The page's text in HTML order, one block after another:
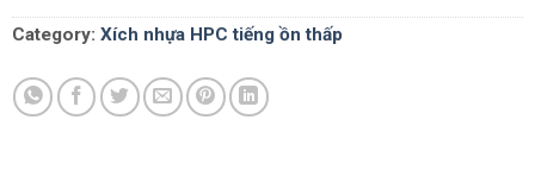
Category: Xích nhựa HPC tiếng ồn thấp